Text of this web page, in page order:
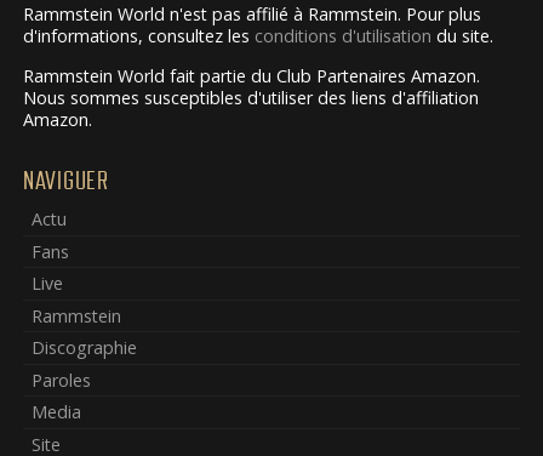
Rammstein World n'est pas affilié à Rammstein. Pour plus
d'informations, consultez les conditions d'utilisation du site.
Rammstein World fait partie du Club Partenaires Amazon.
Nous sommes susceptibles d'utiliser des liens d'affiliation
Amazon.
NAVIGUER
Actu
Fans
Live
Rammstein
Discographie
Paroles
Media
Site